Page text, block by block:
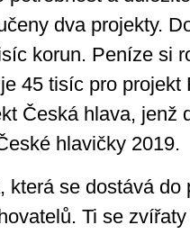
dva projekty.
korun. Peníze si
45 tisíc pro projekt
Česká hlava, jenž
hlavičky 2019.
která se dostává do
Ti se